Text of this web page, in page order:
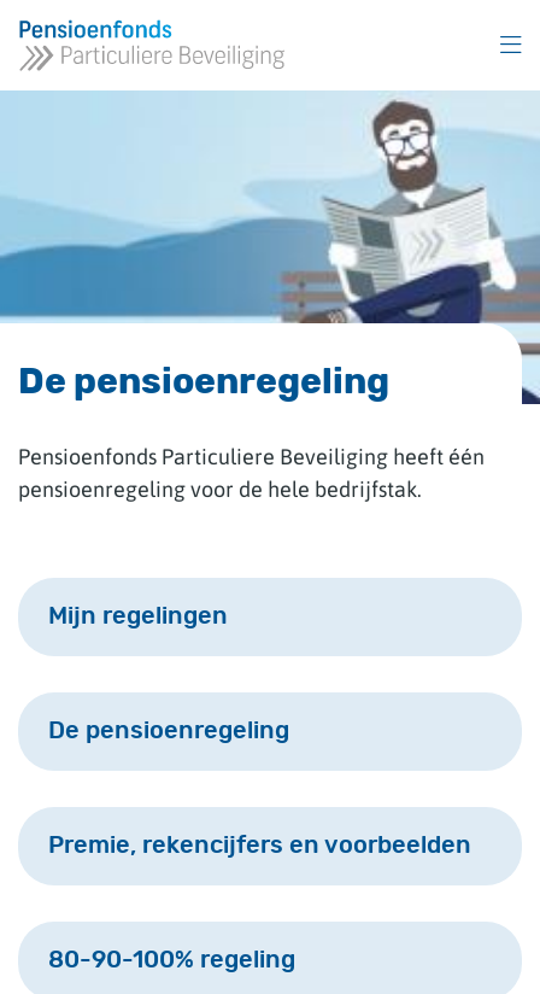
en
naar
inhoud
gaan
De pensioenregeling
Pensioenfonds Particuliere Beveiliging heeft één
pensioenregeling voor de hele bedrijfstak.
Mijn regelingen
De pensioenregeling
Premie, rekencijfers en voorbeelden
80-90-100% regeling